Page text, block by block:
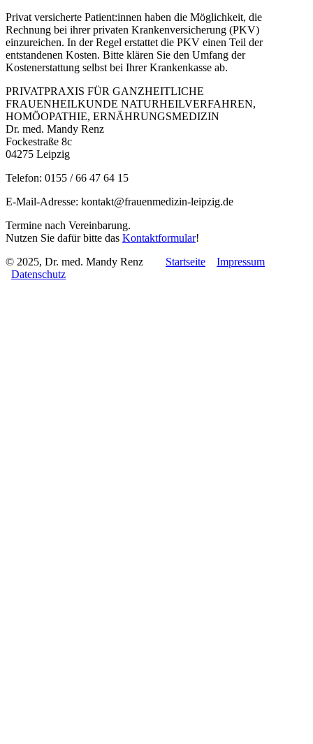
Privat versicherte Patient:innen haben die Möglichkeit, die
Rechnung bei ihrer privaten Krankenversicherung (PKV)
einzureichen. In der Regel erstattet die PKV einen Teil der
entstandenen Kosten. Bitte klären Sie den Umfang der
Kostenerstattung selbst bei Ihrer Krankenkasse ab.
PRIVATPRAXIS FÜR GANZHEITLICHE
FRAUENHEILKUNDE NATURHEILVERFAHREN,
HOMÖOPATHIE, ERNÄHRUNGSMEDIZIN
Dr. med. Mandy Renz
Fockestraße 8c
04275 Leipzig
Telefon: 0155 / 66 47 64 15
E-Mail-Adresse: kontakt@frauenmedizin-leipzig.de
Termine nach Vereinbarung.
Nutzen Sie dafür bitte das Kontaktformular!
© 2025, Dr. med. Mandy Renz Startseite
Impressum
Datenschutz